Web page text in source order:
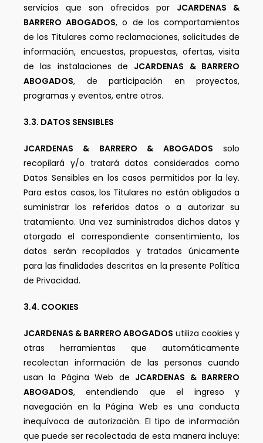
servicios que son ofrecidos por JCARDENAS &
BARRERO ABOGADOS, o de los comportamientos
de los Titulares como reclamaciones, solicitudes de
información, encuestas, propuestas, ofertas, visita
de las instalaciones de JCARDENAS & BARRERO
ABOGADOS, de participación en proyectos,
programas y eventos, entre otros.
3.3. DATOS SENSIBLES
JCARDENAS & BARRERO & ABOGADOS solo
recopilará y/o tratará datos considerados como
Datos Sensibles en los casos permitidos por la ley.
Para estos casos, los Titulares no están obligados a
suministrar los referidos datos o a autorizar su
tratamiento. Una vez suministrados dichos datos y
otorgado el correspondiente consentimiento, los
datos serán recopilados y tratados únicamente
para las finalidades descritas en la presente Política
de Privacidad.
3.4. COOKIES
JCARDENAS & BARRERO ABOGADOS utiliza cookies y
otras herramientas que automáticamente
recolectan información de las personas cuando
usan la Página Web de JCARDENAS & BARRERO
ABOGADOS, entendiendo que el ingreso y
navegación en la Página Web es una conducta
inequívoca de autorización. El tipo de información
que puede ser recolectada de esta manera incluye: